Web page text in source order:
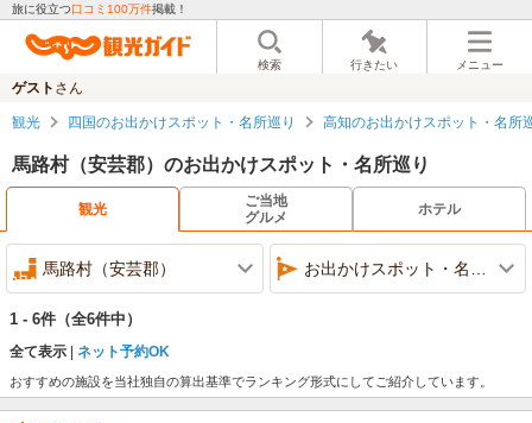
旅に役立つ口コミ100万件掲載！
検索 行きたい メニュー
ゲスト さん
観光 四国のお出かけスポット・名所巡り 高知のお出かけスポット・名所
馬路村（安芸郡）のお出かけスポット・名所巡り
観光
ご当地
グルメ
ホテル
馬路村（安芸郡） お出かけスポット・名所巡り
1 - 6件 （全6件中）
全て表示 ネット予約OK
おすすめの施設を当社独自の算出基準でランキング形式にしてご紹介しています。